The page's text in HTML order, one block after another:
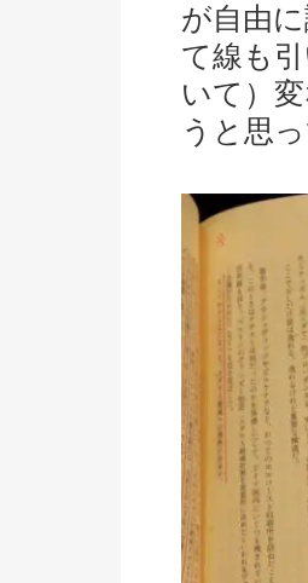
が自由
て線も
いて）
うと思